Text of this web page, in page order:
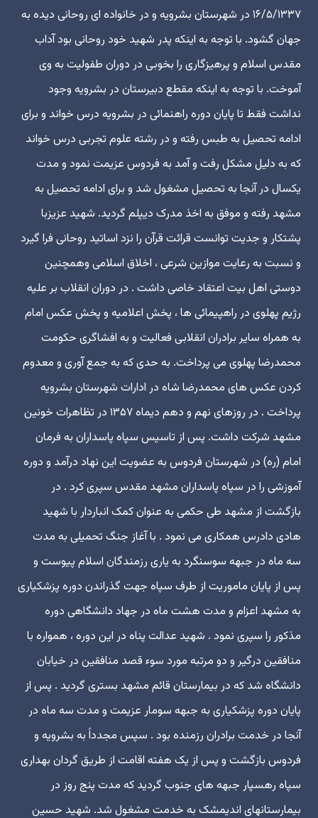
۱۶/۵/۱۳۳۷ در شهرستان بشرویه و در خانواده ای روحانی دیده به
جهان گشود. با توجه به اینکه پدر شهید خود روحانی بود آداب
مقدس اسلام و پرهیزگاری را بخوبی در دوران طفولیت به وی
آموخت. با توجه به اینکه مقطع دبیرستان در بشرویه وجود
نداشت فقط تا پایان دوره راهنمائی در بشرویه درس خواند و برای
ادامه تحصیل به طبس رفته و در رشته علوم تجربی درس خواند
که به دلیل مشکل رفت و آمد به فردوس عزیمت نمود و مدت
یکسال در آنجا به تحصیل مشغول شد و برای ادامه تحصیل به
مشهد رفته و موفق به اخذ مدرک دیپلم گردید. شهید عزیزبا
پشتکار و جدیت توانست قرائت قرآن را نزد اساتید روحانی فرا گیرد
و نسبت به رعایت موازین شرعی ، اخلاق اسلامی وهمچنین
دوستی اهل بیت اعتقاد خاصی داشت . در دوران انقلاب بر علیه
رژیم پهلوی در راهپیمائی ها ، پخش اعلامیه و پخش عکس امام
به همراه سایر برادران انقلابی فعالیت و به افشاگری حکومت
محمدرضا پهلوی می پرداخت. به حدی که به جمع آوری و معدوم
کردن عکس های محمدرضا شاه در ادارات شهرستان بشرویه
پرداخت . در روزهای نهم و دهم دیماه ۱۳۵۷ در تظاهرات خونین
مشهد شرکت داشت. پس از تاسیس سپاه پاسداران به فرمان
امام (ره) در شهرستان فردوس به عضویت این نهاد درآمد و دوره
آموزشی را در سپاه پاسداران مشهد مقدس سپری کرد . در
بازگشت از مشهد طی حکمی به عنوان کمک انباردار با شهید
هادی دادرس همکاری می نمود . با آغاز جنگ تحمیلی به مدت
سه ماه در جبهه سوسنگرد به یاری رزمندگان اسلام پیوست و
پس از پایان ماموریت از طرف سپاه جهت گذراندن دوره پزشکیاری
به مشهد اعزام و مدت هشت ماه در جهاد دانشگاهی دوره
مذکور را سپری نمود . شهید عدالت پناه در این دوره ، همواره با
منافقین درگیر و دو مرتبه مورد سوء قصد منافقین در خیابان
دانشگاه شد که در بیمارستان قائم مشهد بستری گردید . پس از
پایان دوره پزشکیاری به جبهه سومار عزیمت و مدت سه ماه در
آنجا در خدمت برادران رزمنده بود . سپس مجدداً به بشرویه و
فردوس بازگشت و پس از یک هفته اقامت از طریق گردان بهداری
سپاه رهسپار جبهه های جنوب گردید که مدت پنج روز در
بیمارستانهای اندیمشک به خدمت مشغول شد. شهید حسین